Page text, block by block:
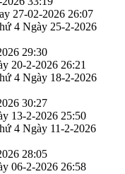
27-02-2026 26:07
4 Ngày 25-2-2026
29:30
20-2-2026 26:21
4 Ngày 18-2-2026
30:27
13-2-2026 25:50
4 Ngày 11-2-2026
28:05
06-2-2026 26:58